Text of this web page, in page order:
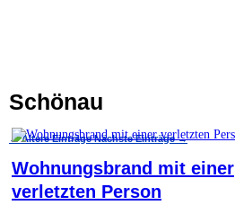
Schönau
←Ältere Einträge Nächste Einträge→
Wohnungsbrand mit einer
verletzten Person